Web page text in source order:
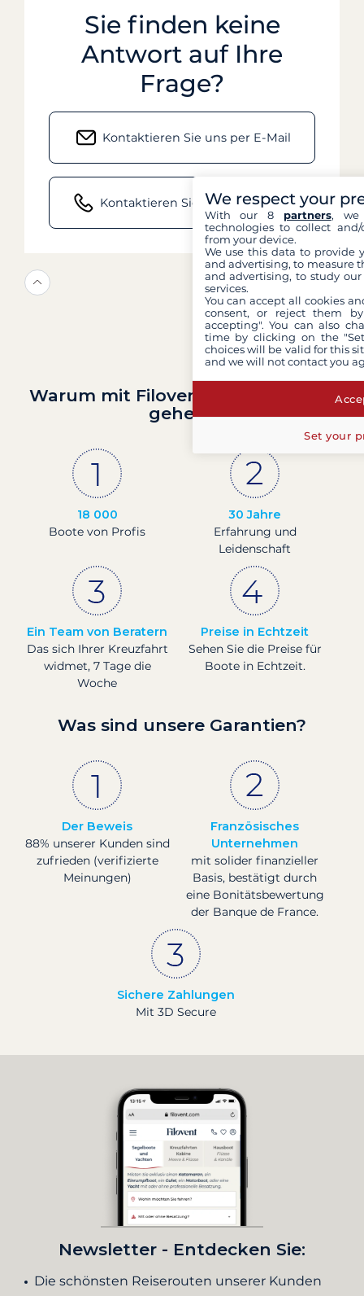
Sie finden keine
Antwort auf Ihre
Frage?
Kontaktieren Sie uns per E-Mail
Kontaktieren Sie uns telefonisch
Warum mit Filovent auf Segeltörn
gehen?
18 000
Boote von Profis
30 Jahre
Erfahrung und
Leidenschaft
Ein Team von Beratern
Das sich Ihrer Kreuzfahrt
widmet, 7 Tage die
Woche
Preise in Echtzeit
Sehen Sie die Preise für
Boote in Echtzeit.
Was sind unsere Garantien?
Der Beweis
88% unserer Kunden sind
zufrieden (verifizierte
Meinungen)
Französisches
Unternehmen
mit solider finanzieller
Basis, bestätigt durch
eine Bonitätsbewertung
der Banque de France.
Sichere Zahlungen
Mit 3D Secure
Newsletter - Entdecken Sie:
Die schönsten Reiserouten unserer Kunden
We respect your
With our 8 partners, we
technologies to collect
from your device.
We use this data to provide
and advertising, to measure
and advertising, to study
services.
You can accept all cookies
consent, or reject them
accepting". You can also
time by clicking on the
choices will be valid for this
and we will not contact you
Set your